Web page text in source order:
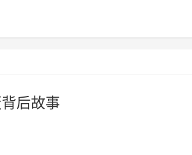
后故事